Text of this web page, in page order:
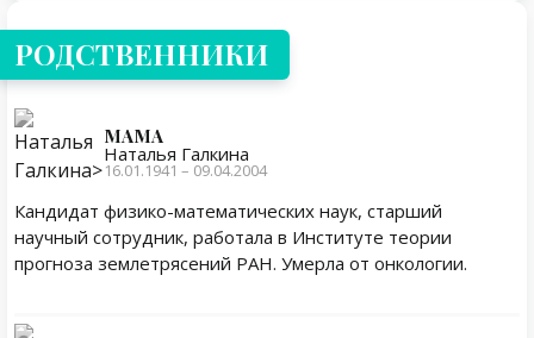
РОДСТВЕННИКИ
МАМА
Наталья Галкина
16.01.1941 – 09.04.2004
Кандидат физико-математических наук, старший
научный сотрудник, работала в Институте теории
прогноза землетрясений РАН. Умерла от онкологии.